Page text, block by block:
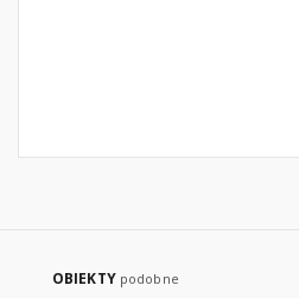
OBIEKTY podobne